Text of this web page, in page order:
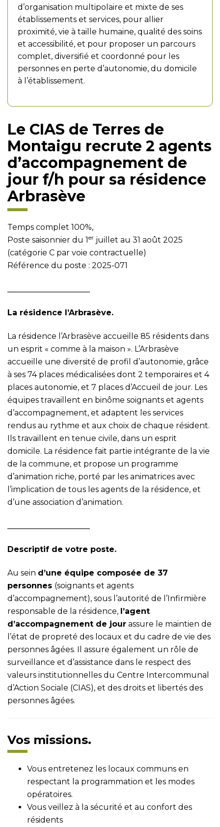
d’organisation multipolaire et mixte de ses
établissements et services, pour allier
proximité, vie à taille humaine, qualité des soins
et accessibilité, et pour proposer un parcours
complet, diversifié et coordonné pour les
personnes en perte d’autonomie, du domicile
à l’établissement.
Le CIAS de Terres de
Montaigu recrute 2 agents
d’accompagnement de
jour f/h pour sa résidence
Arbrasève
Temps complet 100%,
Poste saisonnier du 1er juillet au 31 août 2025
(catégorie C par voie contractuelle)
Référence du poste : 2025-071
La résidence l’Arbrasève.
La résidence l’Arbrasève accueille 85 résidents dans
un esprit « comme à la maison ». L’Arbrasève
accueille une diversité de profil d’autonomie, grâce
à ses 74 places médicalisées dont 2 temporaires et 4
places autonomie, et 7 places d’Accueil de jour. Les
équipes travaillent en binôme soignants et agents
d’accompagnement, et adaptent les services
rendus au rythme et aux choix de chaque résident.
Ils travaillent en tenue civile, dans un esprit
domicile. La résidence fait partie intégrante de la vie
de la commune, et propose un programme
d’animation riche, porté par les animatrices avec
l’implication de tous les agents de la résidence, et
d’une association d’animation.
Descriptif de votre poste.
Au sein d’une équipe composée de 37
personnes (soignants et agents
d’accompagnement), sous l’autorité de l’Infirmière
responsable de la résidence, l’agent
d’accompagnement de jour assure le maintien de
l’état de propreté des locaux et du cadre de vie des
personnes âgées. Il assure également un rôle de
surveillance et d’assistance dans le respect des
valeurs institutionnelles du Centre Intercommunal
d’Action Sociale (CIAS), et des droits et libertés des
personnes âgées.
Vos missions.
Vous entretenez les locaux communs en
respectant la programmation et les modes
opératoires.
Vous veillez à la sécurité et au confort des
résidents